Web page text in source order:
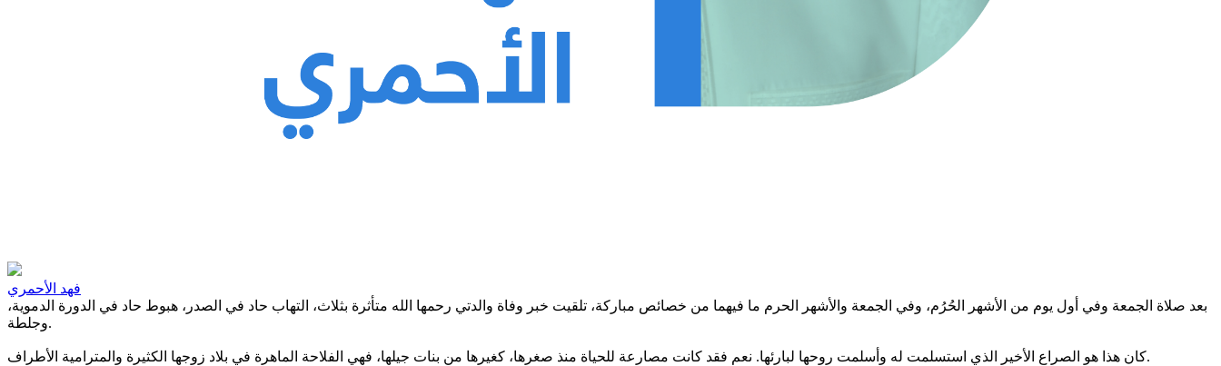
فهد الأحمري
بعد صلاة الجمعة وفي أول يوم من الأشهر الحُرُم، وفي الجمعة والأشهر الحرم ما فيهما من خصائص مباركة، تلقيت خبر وفاة والدتي رحمها الله متأثرة بثلاث، التهاب حاد في الصدر، هبوط حاد في الدورة الدموية،
وجلطة.
كان هذا هو الصراع الأخير الذي استسلمت له وأسلمت روحها لبارئها. نعم فقد كانت مصارعة للحياة منذ صغرها، كغيرها من بنات جيلها، فهي الفلاحة الماهرة في بلاد زوجها الكثيرة والمترامية الأطراف.